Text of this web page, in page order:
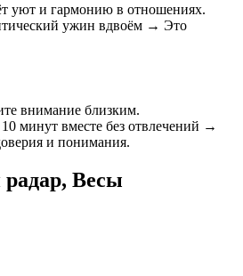
уют и гармонию в отношениях.
ужин вдвоём → Это
внимание близким.
минут вместе без отвлечений →
и понимания.
Весы